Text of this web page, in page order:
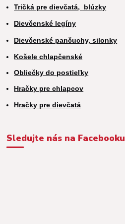
Tričká pre dievčatá, blúzky
Dievčenské legíny
Dievčenské pančuchy, silonky
Košele chlapčenské
Obliečky do postieľky
Hračky pre chlapcov
Hračky pre dievčatá
Sledujte nás na Facebooku